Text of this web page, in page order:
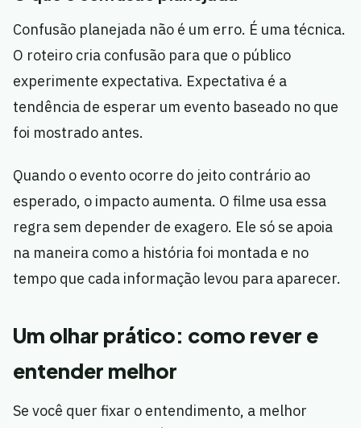
Confusão planejada não é um erro. É uma técnica.
O roteiro cria confusão para que o público
experimente expectativa. Expectativa é a
tendência de esperar um evento baseado no que
foi mostrado antes.
Quando o evento ocorre do jeito contrário ao
esperado, o impacto aumenta. O filme usa essa
regra sem depender de exagero. Ele só se apoia
na maneira como a história foi montada e no
tempo que cada informação levou para aparecer.
Um olhar prático: como rever e
entender melhor
Se você quer fixar o entendimento, a melhor